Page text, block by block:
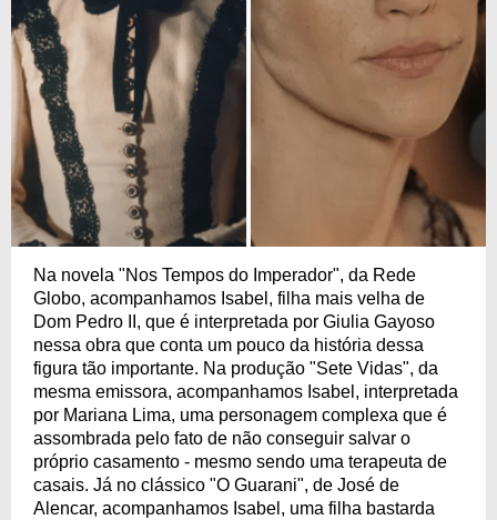
Na novela "Nos Tempos do Imperador", da Rede
Globo, acompanhamos Isabel, filha mais velha de
Dom Pedro II, que é interpretada por Giulia Gayoso
nessa obra que conta um pouco da história dessa
figura tão importante. Na produção "Sete Vidas", da
mesma emissora, acompanhamos Isabel, interpretada
por Mariana Lima, uma personagem complexa que é
assombrada pelo fato de não conseguir salvar o
próprio casamento - mesmo sendo uma terapeuta de
casais. Já no clássico "O Guarani", de José de
Alencar, acompanhamos Isabel, uma filha bastarda